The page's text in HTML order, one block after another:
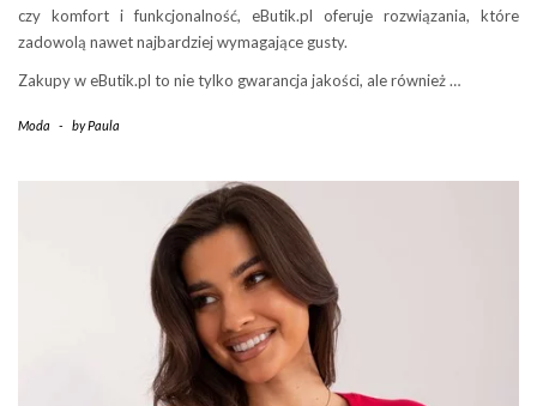
czy komfort i funkcjonalność, eButik.pl oferuje rozwiązania, które
zadowolą nawet najbardziej wymagające gusty.
Zakupy w eButik.pl to nie tylko gwarancja jakości, ale również …
Moda - byPaula